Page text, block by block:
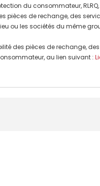
du consommateur,
pièces de rechange, des
ou les sociétés du même
des pièces de rechange,
au lien suivant :